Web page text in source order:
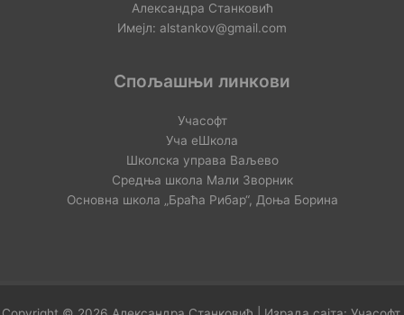
Александра Станковић
Имејл: alstankov@gmail.com
Спољашњи линкови
Учасофт
Уча еШкола
Школска управа Ваљево
Средња школа Мали Зворник
Основна школа „Браћа Рибар“, Доња Борина